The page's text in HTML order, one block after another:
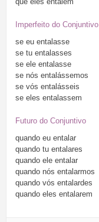
Imperfeito do Conjuntivo
se eu entalasse
se tu entalasses
se ele entalasse
se nós entalássemos
se vós entalásseis
se eles entalassem
Futuro do Conjuntivo
quando eu entalar
quando tu entalares
quando ele entalar
quando nós entalarmos
quando vós entalardes
quando eles entalarem